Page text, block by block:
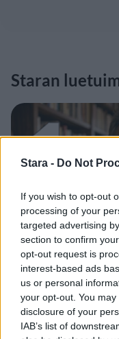
Stara - Do Not
If you wish to opt-out
processing of your
targeted advertising
section to confirm
opt-out request is
interest-based ads
us or personal
your opt-out. You
disclosure of your
IAB’s list of
Staran
1
UUTISET
Kela
ikärajasta